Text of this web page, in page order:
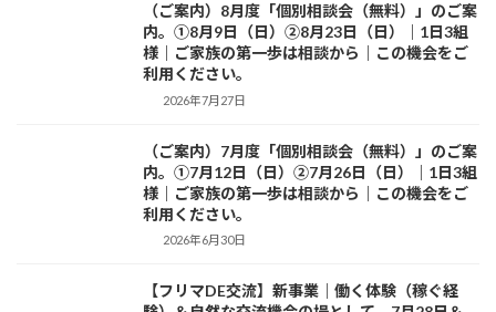
（ご案内）8月度「個別相談会（無料）」のご案
内。①8月9日（日）②8月23日（日）｜1日3組
様｜ご家族の第一歩は相談から｜この機会をご
利用ください。
2026年7月27日
（ご案内）7月度「個別相談会（無料）」のご案
内。①7月12日（日）②7月26日（日）｜1日3組
様｜ご家族の第一歩は相談から｜この機会をご
利用ください。
2026年6月30日
【フリマDE交流】新事業｜働く体験（稼ぐ経